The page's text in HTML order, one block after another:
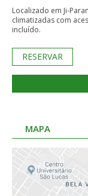
Localizado em Ji-
climatizadas com
incluído.
RESERVAR
MAPA